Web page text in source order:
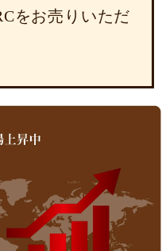
をお売りいただ